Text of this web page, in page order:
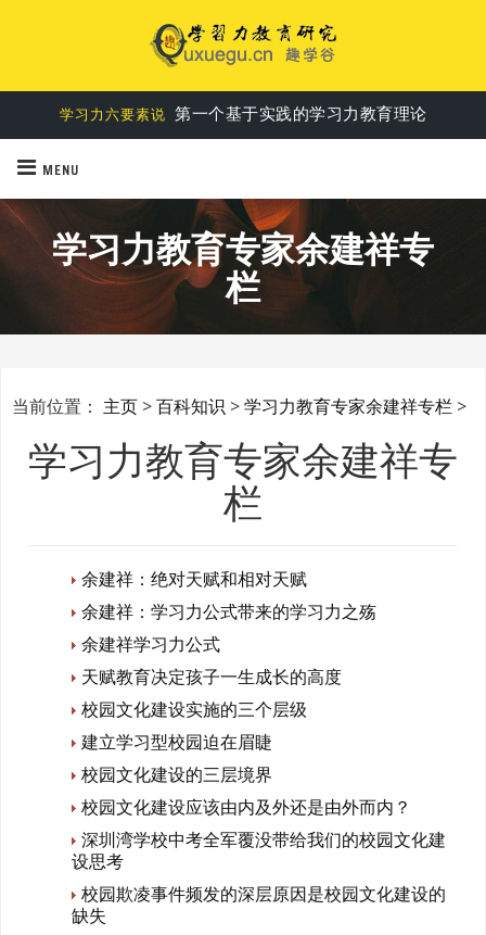
学习力教育系统思想 学习力教育中的“道法术器”完整思想体系
学习力六要素说 第一个基于实践的学习力教育理论
MENU
学习力教育专家余建祥专
栏
当前位置： 主页 >百科知识 >学习力教育专家余建祥专栏 >
学习力教育专家余建祥专
栏
余建祥：绝对天赋和相对天赋
余建祥：学习力公式带来的学习力之殇
余建祥学习力公式
天赋教育决定孩子一生成长的高度
校园文化建设实施的三个层级
建立学习型校园迫在眉睫
校园文化建设的三层境界
校园文化建设应该由内及外还是由外而内？
深圳湾学校中考全军覆没带给我们的校园文化建
设思考
校园欺凌事件频发的深层原因是校园文化建设的
缺失